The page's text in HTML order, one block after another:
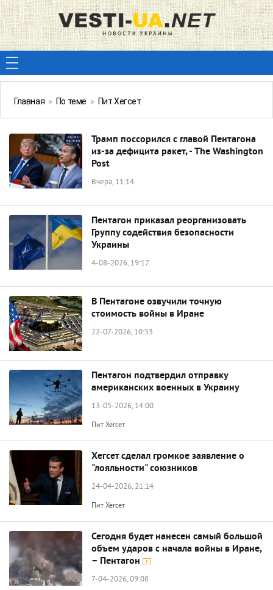
Главная » По теме » Пит Хегсет
Трамп поссорился с главой Пентагона
из-за дефицита ракет, - The Washington
Post
Вчера, 11:14
Пентагон приказал реорганизовать
Группу содействия безопасности
Украины
4-08-2026, 19:17
В Пентагоне озвучили точную
стоимость войны в Иране
22-07-2026, 10:53
Пентагон подтвердил отправку
американских военных в Украину
13-05-2026, 14:00
Пит Хегсет
Хегсет сделал громкое заявление о
"лояльности" союзников
24-04-2026, 21:14
Пит Хегсет
Сегодня будет нанесен самый большой
объем ударов с начала войны в Иране,
– Пентагон
7-04-2026, 09:08